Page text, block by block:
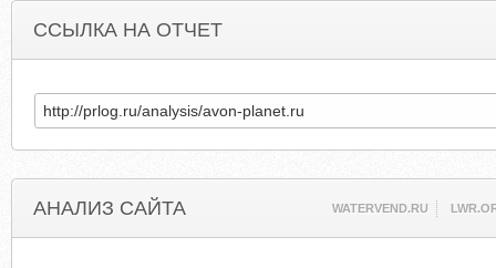
ССЫЛКА НА ОТЧЕТ
АНАЛИЗ САЙТА WATERVEND.RU